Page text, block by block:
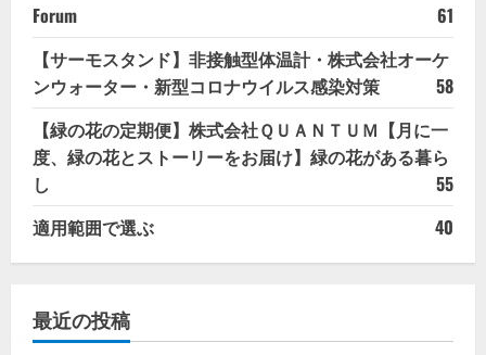
Forum
61
【サーモスタンド】非接触型体温計・株式会社オーケ
ンウォーター・新型コロナウイルス感染対策
58
【緑の花の定期便】株式会社ＱＵＡＮＴＵＭ【月に一
度、緑の花とストーリーをお届け】緑の花がある暮ら
し
55
適用範囲で選ぶ
40
最近の投稿